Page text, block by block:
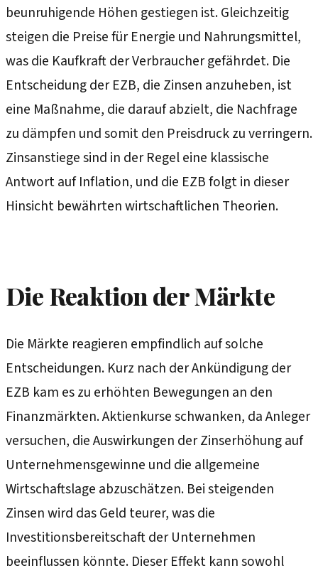
beunruhigende Höhen gestiegen ist. Gleichzeitig
steigen die Preise für Energie und Nahrungsmittel,
was die Kaufkraft der Verbraucher gefährdet. Die
Entscheidung der EZB, die Zinsen anzuheben, ist
eine Maßnahme, die darauf abzielt, die Nachfrage
zu dämpfen und somit den Preisdruck zu verringern.
Zinsanstiege sind in der Regel eine klassische
Antwort auf Inflation, und die EZB folgt in dieser
Hinsicht bewährten wirtschaftlichen Theorien.
Die Reaktion der Märkte
Die Märkte reagieren empfindlich auf solche
Entscheidungen. Kurz nach der Ankündigung der
EZB kam es zu erhöhten Bewegungen an den
Finanzmärkten. Aktienkurse schwanken, da Anleger
versuchen, die Auswirkungen der Zinserhöhung auf
Unternehmensgewinne und die allgemeine
Wirtschaftslage abzuschätzen. Bei steigenden
Zinsen wird das Geld teurer, was die
Investitionsbereitschaft der Unternehmen
beeinflussen könnte. Dieser Effekt kann sowohl